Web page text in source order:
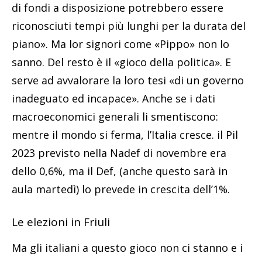
di fondi a disposizione potrebbero essere
riconosciuti tempi più lunghi per la durata del
piano». Ma lor signori come «Pippo» non lo
sanno. Del resto è il «gioco della politica». E
serve ad avvalorare la loro tesi «di un governo
inadeguato ed incapace». Anche se i dati
macroeconomici generali li smentiscono:
mentre il mondo si ferma, l’Italia cresce. il Pil
2023 previsto nella Nadef di novembre era
dello 0,6%, ma il Def, (anche questo sarà in
aula martedì) lo prevede in crescita dell’1%.
Le elezioni in Friuli
Ma gli italiani a questo gioco non ci stanno e i